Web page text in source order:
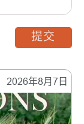
2026年8月7日
提交